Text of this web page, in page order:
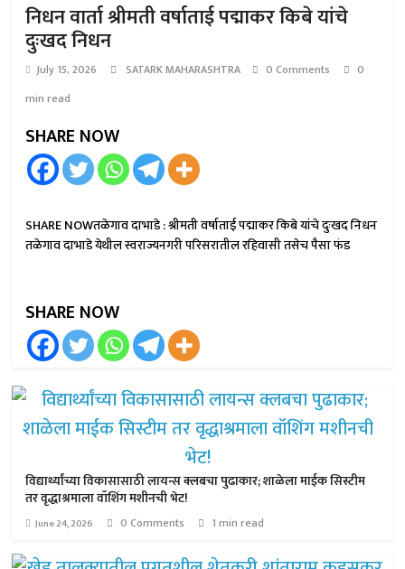
निधन वार्ता श्रीमती वर्षाताई पद्माकर किबे यांचे
दुःखद निधन
July 15, 2026 SATARK MAHARASHTRA 0 Comments
0
min read
SHARE NOW
SHARE NOWतळेगाव दाभाडे : श्रीमती वर्षाताई पद्माकर किबे यांचे दुःखद निधन
तळेगाव दाभाडे येथील स्वराज्यनगरी परिसरातील रहिवासी तसेच पैसा फंड
SHARE NOW
विद्यार्थ्यांच्या विकासासाठी लायन्स क्लबचा पुढाकार; शाळेला माईक सिस्टीम
तर वृद्धाश्रमाला वॉशिंग मशीनची भेट!
June 24, 2026 0 Comments 1 min read